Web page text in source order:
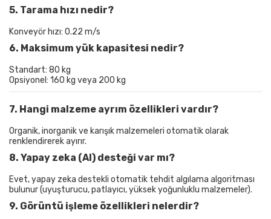
5. Tarama hızı nedir?
Konveyör hızı: 0.22 m/s
6. Maksimum yük kapasitesi nedir?
Standart: 80 kg
Opsiyonel: 160 kg veya 200 kg
7. Hangi malzeme ayrım özellikleri vardır?
Organik, inorganik ve karışık malzemeleri otomatik olarak
renklendirerek ayırır.
8. Yapay zeka (AI) desteği var mı?
Evet, yapay zeka destekli otomatik tehdit algılama algoritması
bulunur (uyuşturucu, patlayıcı, yüksek yoğunluklu malzemeler).
9. Görüntü işleme özellikleri nelerdir?